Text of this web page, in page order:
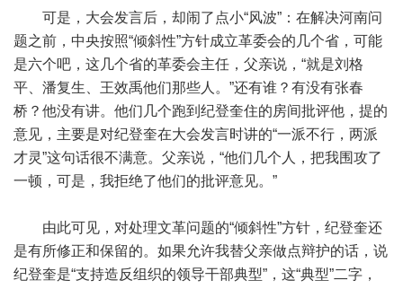
可是，大会发言后，却闹了点小“风波”：在解决河南问
题之前，中央按照“倾斜性”方针成立革委会的几个省，可能
是六个吧，这几个省的革委会主任，父亲说，“就是刘格
平、潘复生、王效禹他们那些人。”还有谁？有没有张春
桥？他没有讲。他们几个跑到纪登奎住的房间批评他，提的
意见，主要是对纪登奎在大会发言时讲的“一派不行，两派
才灵”这句话很不满意。父亲说，“他们几个人，把我围攻了
一顿，可是，我拒绝了他们的批评意见。”
由此可见，对处理文革问题的“倾斜性”方针，纪登奎还
是有所修正和保留的。如果允许我替父亲做点辩护的话，说
纪登奎是“支持造反组织的领导干部典型”，这“典型”二字，